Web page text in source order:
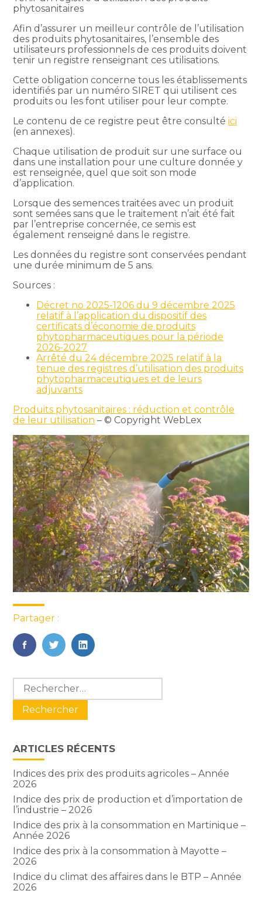
phytosanitaires
Afin d’assurer un meilleur contrôle de l’utilisation
des produits phytosanitaires, l’ensemble des
utilisateurs professionnels de ces produits doivent
tenir un registre renseignant ces utilisations.
Cette obligation concerne tous les établissements
identifiés par un numéro SIRET qui utilisent ces
produits ou les font utiliser pour leur compte.
Le contenu de ce registre peut être consultéici
(en annexes).
Chaque utilisation de produit sur une surface ou
dans une installation pour une culture donnée y
est renseignée, quel que soit son mode
d’application.
Lorsque des semences traitées avec un produit
sont semées sans que le traitement n’ait été fait
par l’entreprise concernée, ce semis est
également renseigné dans le registre.
Les données du registre sont conservées pendant
une durée minimum de 5 ans.
Sources :
Décret no 2025-1206 du 9 décembre 2025
relatif à l’application du dispositif des
certificats d’économie de produits
phytopharmaceutiques pour la période
2026-2027
Arrêté du 24 décembre 2025 relatif à la
tenue des registres d’utilisation des produits
phytopharmaceutiques et de leurs
adjuvants
Produits phytosanitaires : réduction et contrôle
de leur utilisation – © Copyright WebLex
Partager :
FaceBook
TwitterLinkedIn
Blog
sidebar
Rechercher :
ARTICLES RÉCENTS
Indices des prix des produits agricoles – Année
2026
Indice des prix de production et d’importation de
l’industrie – 2026
Indice des prix à la consommation en Martinique –
Année 2026
Indice des prix à la consommation à Mayotte –
2026
Indice du climat des affaires dans le BTP – Année
2026